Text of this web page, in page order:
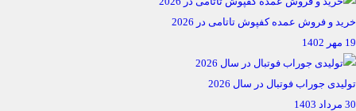
خرید و فروش عمده کفپوش تاتامی در 2026
19 مهر 1402
تولیدی جوراب فوتبال در سال 2026
30 مرداد 1403